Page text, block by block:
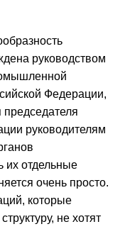
руководством
Федерации,
руководителям
их отдельные
очень просто.
которые
не хотят